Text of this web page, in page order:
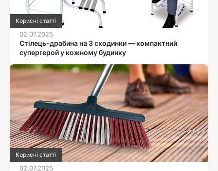
Корисні статті
02.07.2025
Стілець-драбина на 3 сходинки — компактний
супергерой у кожному будинку
Корисні статті
02.07.2025